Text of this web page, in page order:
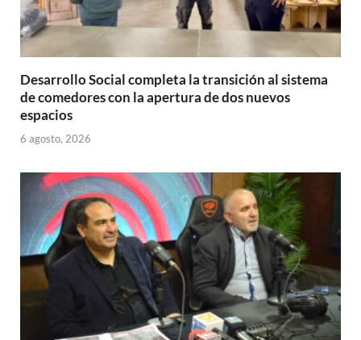
Desarrollo Social completa la transición al sistema
de comedores con la apertura de dos nuevos
espacios
6 agosto, 2026